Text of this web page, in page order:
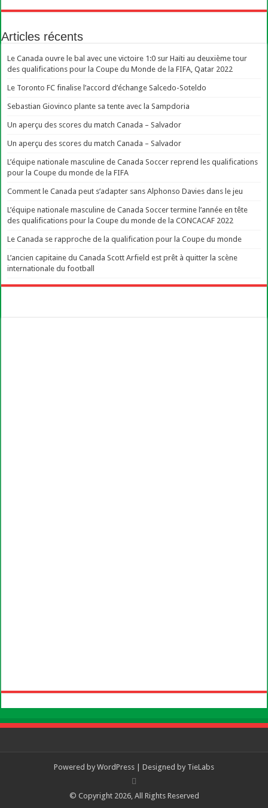
Articles récents
Le Canada ouvre le bal avec une victoire 1:0 sur Haïti au deuxième tour
des qualifications pour la Coupe du Monde de la FIFA, Qatar 2022
Le Toronto FC finalise l’accord d’échange Salcedo-Soteldo
Sebastian Giovinco plante sa tente avec la Sampdoria
Un aperçu des scores du match Canada – Salvador
Un aperçu des scores du match Canada – Salvador
L’équipe nationale masculine de Canada Soccer reprend les qualifications
pour la Coupe du monde de la FIFA
Comment le Canada peut s’adapter sans Alphonso Davies dans le jeu
L’équipe nationale masculine de Canada Soccer termine l’année en tête
des qualifications pour la Coupe du monde de la CONCACAF 2022
Le Canada se rapproche de la qualification pour la Coupe du monde
L’ancien capitaine du Canada Scott Arfield est prêt à quitter la scène
internationale du football
Powered by WordPress | Designed by TieLabs
© Copyright 2026, All Rights Reserved